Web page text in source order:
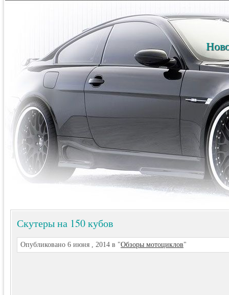
Скутеры на 150 кубов
Опубликовано 6 июня , 2014 в "Обзоры мотоциклов"